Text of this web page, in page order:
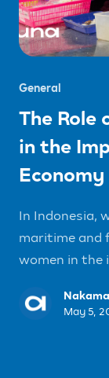
General
The Role
in the
Economy
In Indonesia,
maritime and
women in the
May 5,